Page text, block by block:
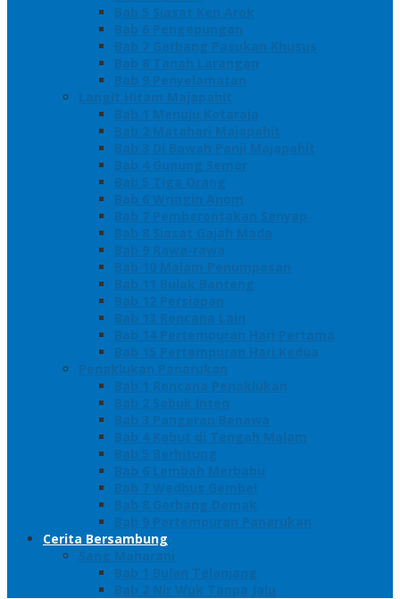
Bab 5 Siasat Ken Arok
Bab 6 Pengepungan
Bab 7 Gerbang Pasukan Khusus
Bab 8 Tanah Larangan
Bab 9 Penyelamatan
Langit Hitam Majapahit
Bab 1 Menuju Kotaraja
Bab 2 Matahari Majapahit
Bab 3 Di Bawah Panji Majapahit
Bab 4 Gunung Semar
Bab 5 Tiga Orang
Bab 6 Wringin Anom
Bab 7 Pemberontakan Senyap
Bab 8 Siasat Gajah Mada
Bab 9 Rawa-rawa
Bab 10 Malam Penumpasan
Bab 11 Bulak Banteng
Bab 12 Persiapan
Bab 13 Rencana Lain
Bab 14 Pertempuran Hari Pertama
Bab 15 Pertempuran Hari Kedua
Penaklukan Panarukan
Bab 1 Rencana Penaklukan
Bab 2 Sabuk Inten
Bab 3 Pangeran Benawa
Bab 4 Kabut di Tengah Malam
Bab 5 Berhitung
Bab 6 Lembah Merbabu
Bab 7 Wedhus Gembel
Bab 8 Gerbang Demak
Bab 9 Pertempuran Panarukan
Cerita Bersambung
Sang Maharani
Bab 1 Bulan Telanjang
Bab 2 Nir Wuk Tanpa Jalu